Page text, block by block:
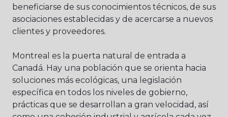
beneficiarse de sus conocimientos técnicos, de sus
asociaciones establecidas y de acercarse a nuevos
clientes y proveedores.
Montreal es la puerta natural de entrada a
Canadá. Hay una población que se orienta hacia
soluciones más ecológicas, una legislación
específica en todos los niveles de gobierno,
prácticas que se desarrollan a gran velocidad, así